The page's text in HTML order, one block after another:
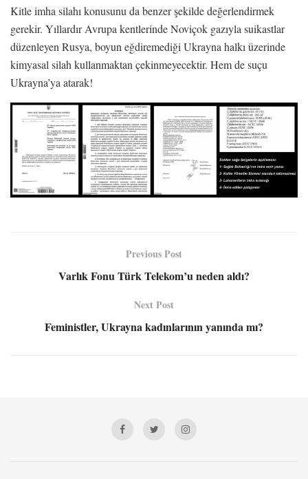
Kitle imha silahı konusunu da benzer şekilde değerlendirmek
gerekir. Yıllardır Avrupa kentlerinde Noviçok gazıyla suikastlar
düzenleyen Rusya, boyun eğdiremediği Ukrayna halkı üzerinde
kimyasal silah kullanmaktan çekinmeyecektir. Hem de suçu
Ukrayna’ya atarak!
Previous Post
Varlık Fonu Türk Telekom’u neden aldı?
Next Post
Feministler, Ukrayna kadınlarının yanında mı?